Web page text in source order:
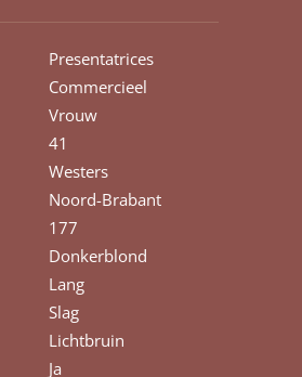
Presentatrices
Commercieel
Vrouw
41
Westers
Noord-Brabant
177
Donkerblond
Lang
Slag
Lichtbruin
Ja